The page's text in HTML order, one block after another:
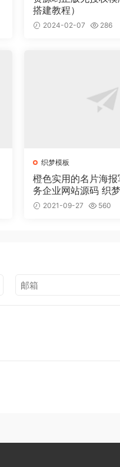
搭建教程）
2024-02-07 286
织梦模板
橙色实用的名片海报
务企业网站源码 织
2021-09-27 560